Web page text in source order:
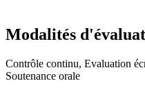
Modalités
Contrôle continu, Evaluation
Soutenance orale